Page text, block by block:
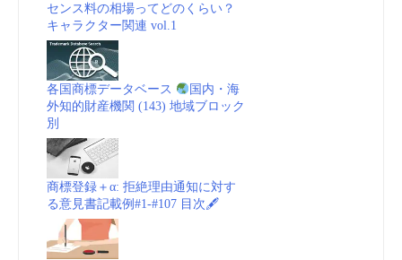
センス料の相場ってどのくらい？
キャラクター関連 vol.1
各国商標データベース
国内・海
外知的財産機関 (143) 地域ブロック
別
商標登録＋α: 拒絶理由通知に対す
る意見書記載例#1-#107 目次🖋